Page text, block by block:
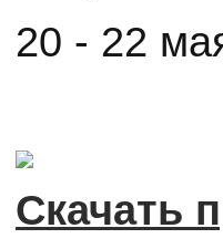
20 - 22
Скачать